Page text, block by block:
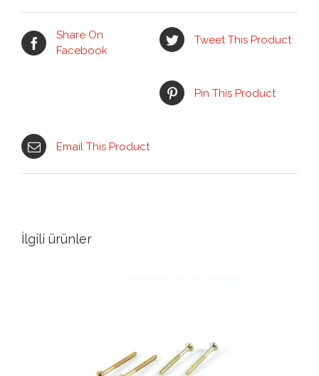
Share On
Facebook
Tweet This Product
Pin This Product
Email This Product
İlgili ürünler